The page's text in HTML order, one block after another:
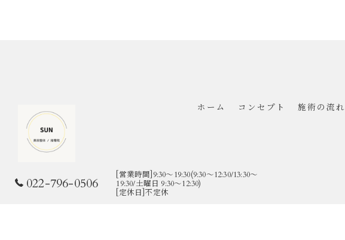
022-796-0506
[営業時間]9:30～19:30(9:30～12:30/13:30～
19:30/土曜日 9:30～12:30)
[定休日]不定休
ホーム コンセプト 施術の流れ